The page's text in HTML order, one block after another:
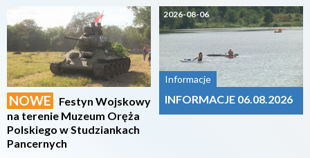
NOWE
Festyn Wojskowy
na terenie Muzeum Oręża
Polskiego w Studziankach
Pancernych
2026-08-06
Informacje
INFORMACJE 06.08.2026